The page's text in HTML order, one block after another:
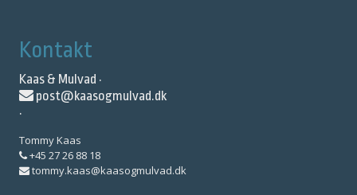
Kontakt
Kaas & Mulvad ·
post@kaasogmulvad.dk
·
Tommy Kaas
+45 27 26 88 18
tommy.kaas@kaasogmulvad.dk